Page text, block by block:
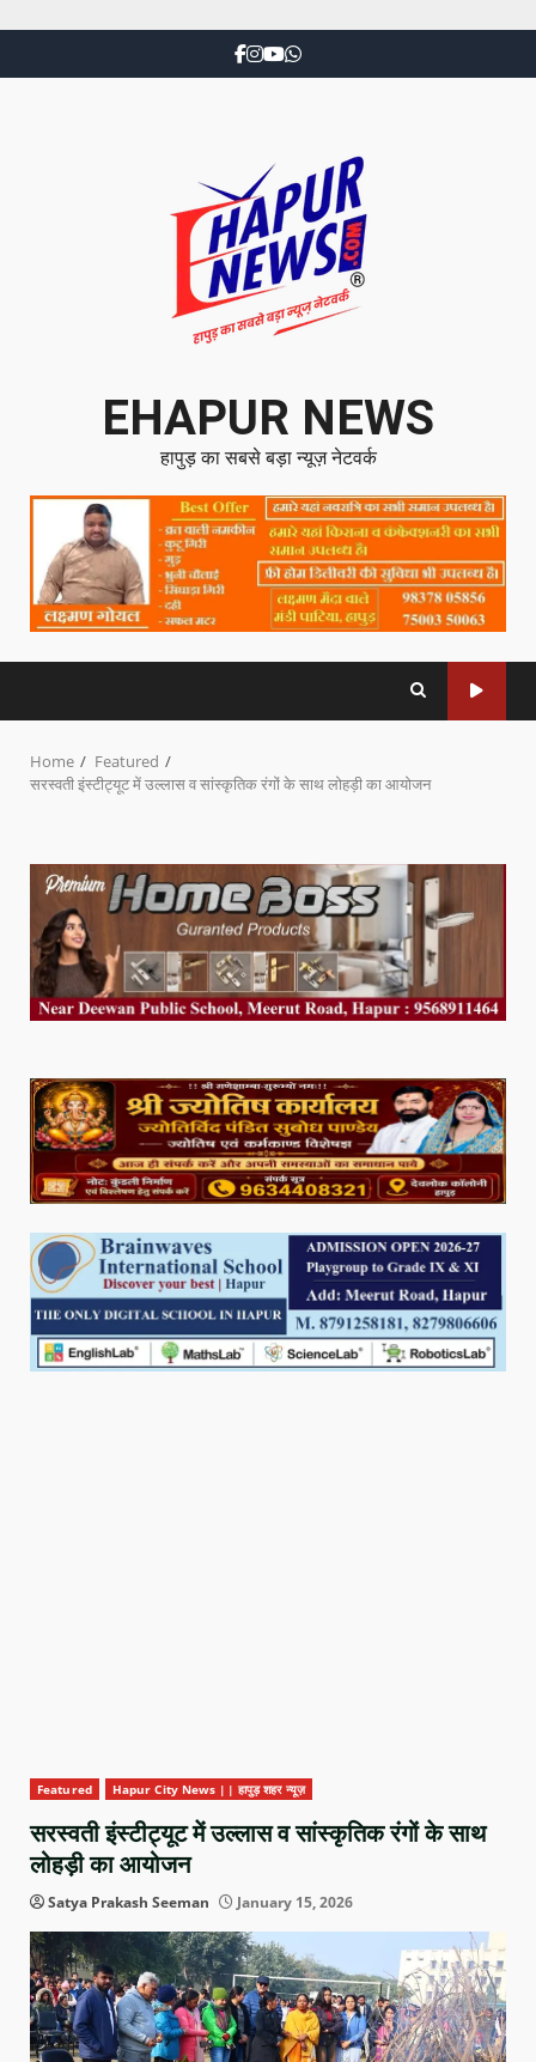
EHAPUR NEWS
हापुड़ का सबसे बड़ा न्यूज़ नेटवर्क
Home
Featured
सरस्वती इंस्टीट्यूट में उल्लास व सांस्कृतिक रंगों के साथ लोहड़ी का आयोजन
Featured Hapur City News || हापुड़ शहर न्यूज़
सरस्वती इंस्टीट्यूट में उल्लास व सांस्कृतिक रंगों के साथ
लोहड़ी का आयोजन
Satya Prakash Seeman January 15, 2026